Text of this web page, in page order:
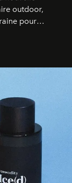
outdoor,
pour